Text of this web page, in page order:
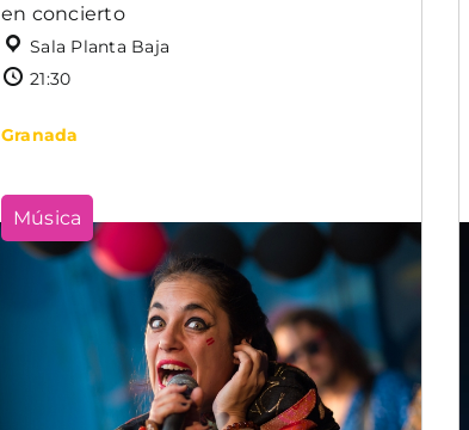
en concierto
Sala Planta Baja
21:30
Granada
Música